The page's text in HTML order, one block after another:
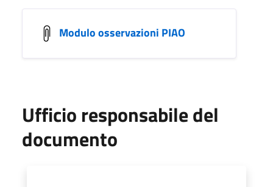
Modulo osservazioni PIAO
Ufficio responsabile del
documento